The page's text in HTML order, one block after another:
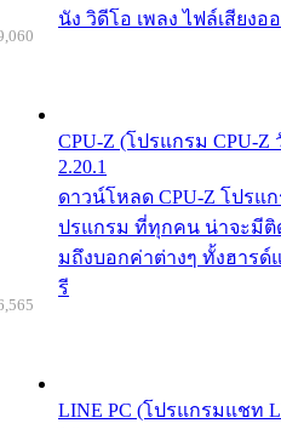
นัง วิดีโอ เพลง ไฟล์เสียงอ
CPU-Z (โปรแกรม CPU-
2.20.1
ดาวน์โหลด CPU-Z โปรแ
ปรแกรม ที่ทุกคน น่าจะมีติ
มถึงบอกค่าต่างๆ ทั้งฮารด์
รี
LINE PC (โปรแกรมแชท